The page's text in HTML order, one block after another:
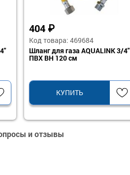
404 ₽
Код товара: 469684
Шланг для газа AQUALINK 3/4"
ПВХ ВН 120 см
КУПИТЬ
и отзывы